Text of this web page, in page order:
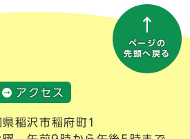
ページの
先頭へ戻る
アクセス
稲沢市稲府町1